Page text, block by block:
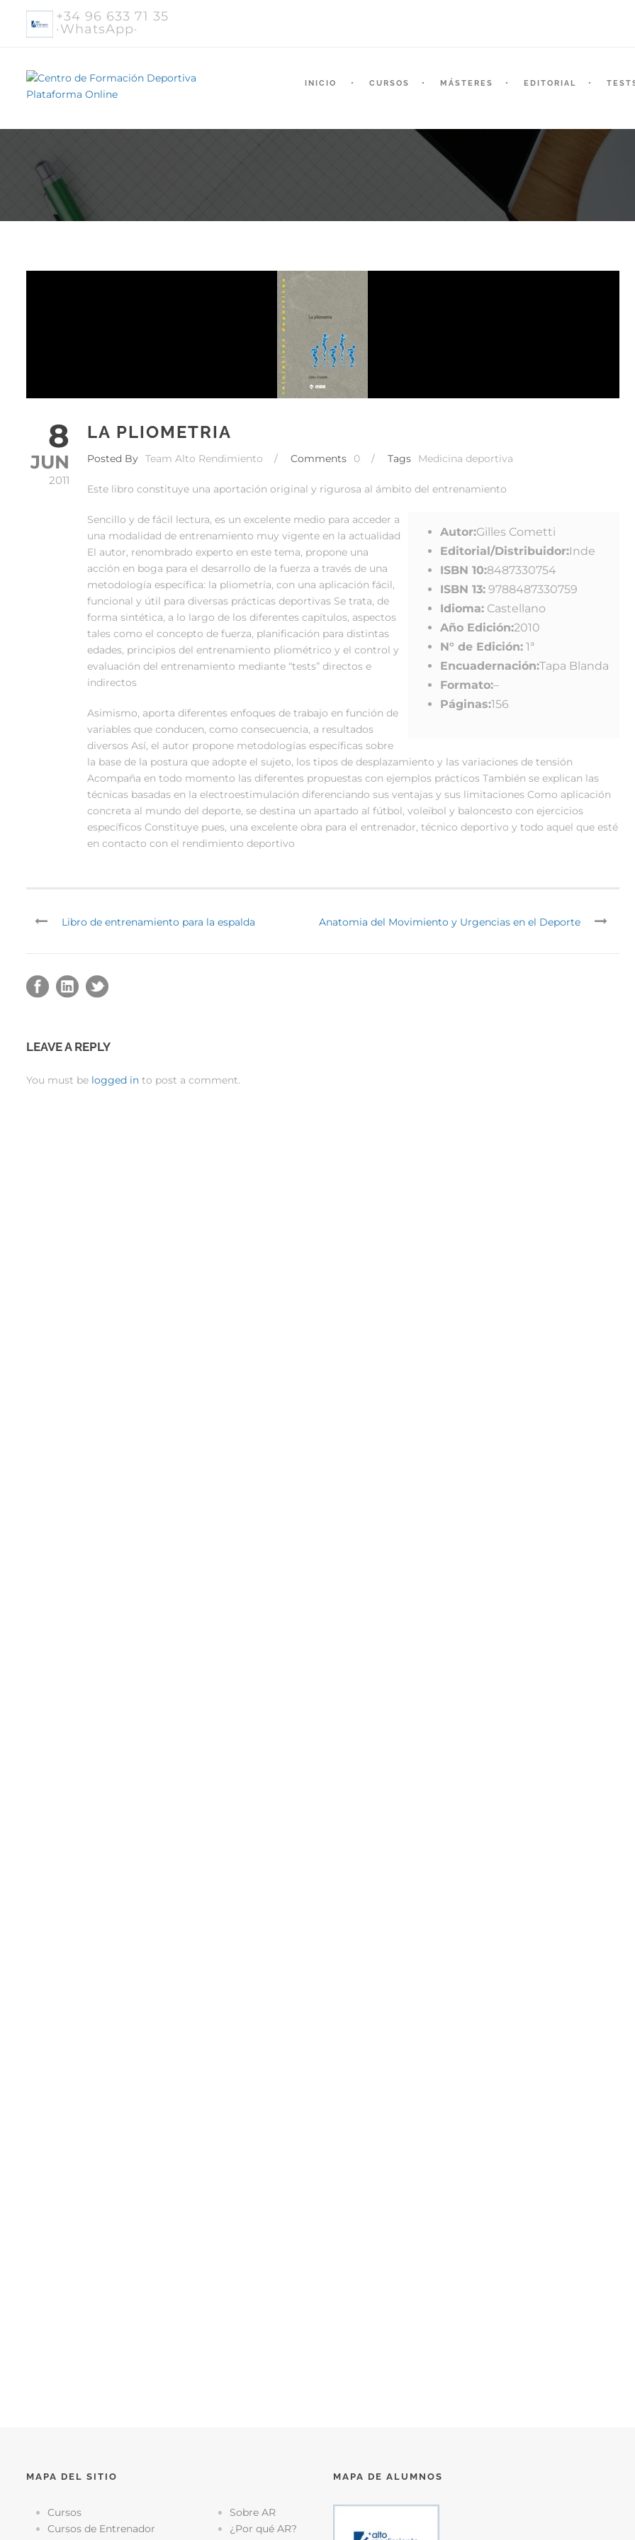
+34 96 633 71 35
·WhatsApp·
INICIO CURSOS MÁSTERES EDITORIAL
8
JUN
2011
LA PLIOMETRIA
Posted By Team Alto Rendimiento / Comments 0 / Tags Medicina deportiva
Este libro constituye una aportación original y rigurosa al ámbito del entrenamiento
Autor:Gilles Cometti
Editorial/Distribuidor:Inde
ISBN 10:8487330754
ISBN 13:9788487330759
Idioma:Castellano
Año Edición:2010
N° de Edición:1ª
Encuadernación:Tapa Blanda
Formato:–
Páginas:156
Sencillo y de fácil lectura, es un excelente medio para acceder a
una modalidad de entrenamiento muy vigente en la actualidad
El autor, renombrado experto en este tema, propone una
acción en boga para el desarrollo de la fuerza a través de una
metodología específica: la pliometría, con una aplicación fácil,
funcional y útil para diversas prácticas deportivas Se trata, de
forma sintética, a lo largo de los diferentes capítulos, aspectos
tales como el concepto de fuerza, planificación para distintas
edades, principios del entrenamiento pliométrico y el control y
evaluación del entrenamiento mediante “tests” directos e
indirectos
Asimismo, aporta diferentes enfoques de trabajo en función de
variables que conducen, como consecuencia, a resultados
diversos Así, el autor propone metodologías específicas sobre
la base de la postura que adopte el sujeto, los tipos de desplazamiento y las variaciones de tensión
Acompaña en todo momento las diferentes propuestas con ejemplos prácticos También se explican las
técnicas basadas en la electroestimulación diferenciando sus ventajas y sus limitaciones Como aplicación
concreta al mundo del deporte, se destina un apartado al fútbol, voleibol y baloncesto con ejercicios
específicos Constituye pues, una excelente obra para el entrenador, técnico deportivo y todo aquel que esté
en contacto con el rendimiento deportivo
Libro de entrenamiento para la espalda Anatomia del Movimiento y Urgencias en el Deporte
LEAVE A REPLY
You must be logged in to post a comment.
MAPA DEL SITIO
Cursos
Cursos de Entrenador
Sobre AR
¿Por qué AR?
MAPA DE ALUMNOS